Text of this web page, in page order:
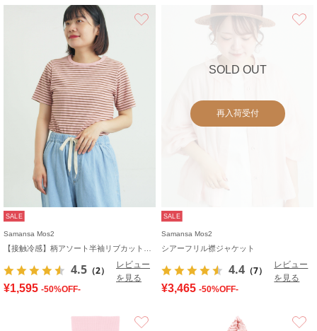
SALE
Samansa Mos2
4.5 （2）
レビュー
を見る
¥1,595 -50%OFF-
SOLD OUT
再入荷受付
SALE
Samansa Mos2
シアーフリル襟ジャケット
4.4 （7）
レビュー
を見る
¥3,465 -50%OFF-